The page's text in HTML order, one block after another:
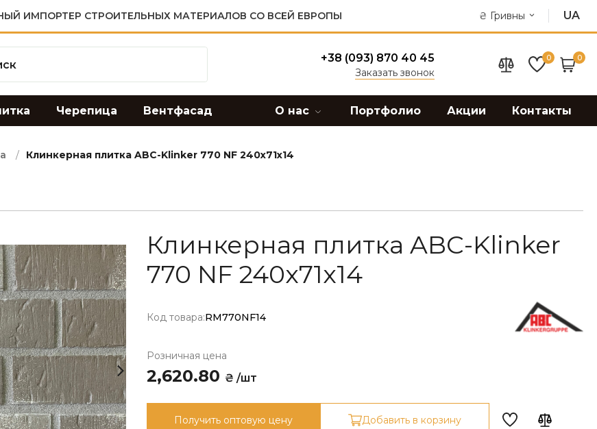
ИМПОРТЕР СТРОИТЕЛЬНЫХ МАТЕРИАЛОВ СО ВСЕЙ ЕВРОПЫ ₴ Гривны UA
+38 (093) 870 40 45
Заказать звонок
0 0
Черепица Вентфасад О нас Портфолио Акции Контакты
Клинкерная плитка ABC-Klinker 770 NF 240x71x14
Клинкерная плитка ABC-Klinker
770 NF 240x71x14
Код товара:RM770NF14
Розничная цена
2,620.80 ₴ /шт
Получить оптовую цену Добавить в корзину